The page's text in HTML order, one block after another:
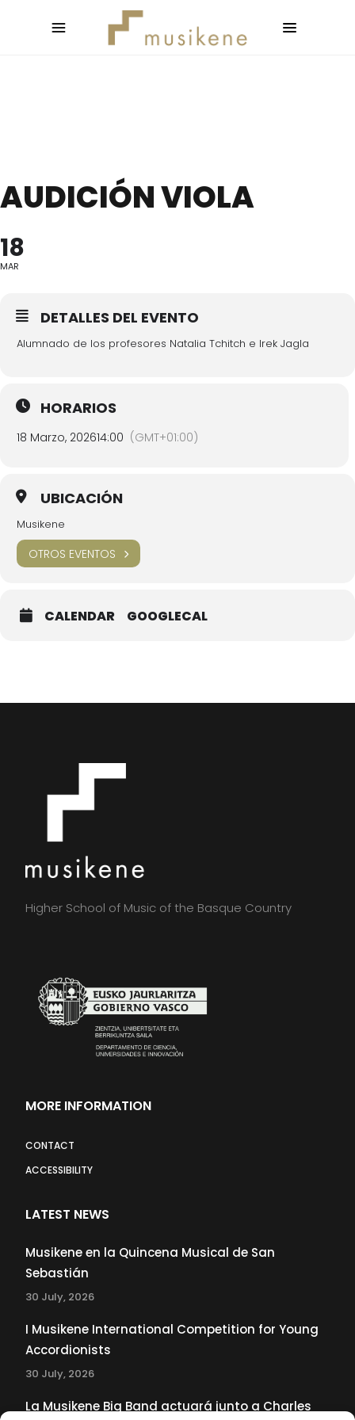
AUDICIÓN VIOLA
18
MAR
DETALLES DEL EVENTO
Alumnado de los profesores Natalia Tchitch e Irek Jagla
HORARIOS
18 Marzo, 202614:00 (GMT+01:00)
UBICACIÓN
Musikene
OTROS EVENTOS
CALENDAR GOOGLECAL
Higher School of Music of the Basque Country
MORE INFORMATION
CONTACT
ACCESSIBILITY
LATEST NEWS
Musikene en la Quincena Musical de San
Sebastián
30 July, 2026
I Musikene International Competition for Young
Accordionists
30 July, 2026
La Musikene Big Band actuará junto a Charles